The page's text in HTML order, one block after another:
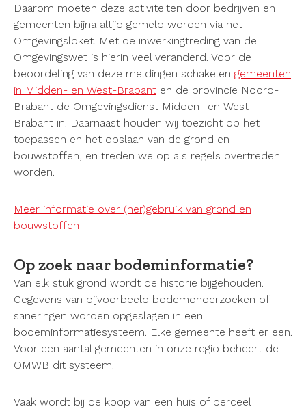
Daarom moeten deze activiteiten door bedrijven en
gemeenten bijna altijd gemeld worden via het
Omgevingsloket. Met de inwerkingtreding van de
Omgevingswet is hierin veel veranderd. Voor de
beoordeling van deze meldingen schakelen gemeenten
in Midden- en West-Brabant en de provincie Noord-
Brabant de Omgevingsdienst Midden- en West-
Brabant in. Daarnaast houden wij toezicht op het
toepassen en het opslaan van de grond en
bouwstoffen, en treden we op als regels overtreden
worden.
Meer informatie over (her)gebruik van grond en
bouwstoffen
Op zoek naar bodeminformatie?
Van elk stuk grond wordt de historie bijgehouden.
Gegevens van bijvoorbeeld bodemonderzoeken of
saneringen worden opgeslagen in een
bodeminformatiesysteem. Elke gemeente heeft er een.
Voor een aantal gemeenten in onze regio beheert de
OMWB dit systeem.
Vaak wordt bij de koop van een huis of perceel